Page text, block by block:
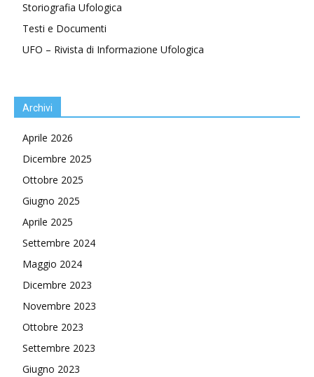
Storiografia Ufologica
Testi e Documenti
UFO – Rivista di Informazione Ufologica
Archivi
Aprile 2026
Dicembre 2025
Ottobre 2025
Giugno 2025
Aprile 2025
Settembre 2024
Maggio 2024
Dicembre 2023
Novembre 2023
Ottobre 2023
Settembre 2023
Giugno 2023